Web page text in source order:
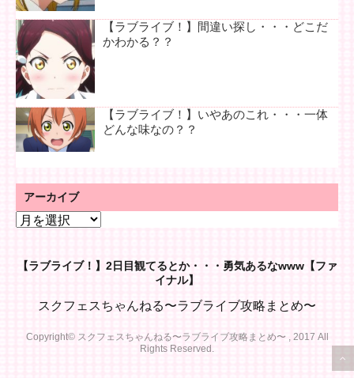
【ラブライブ！】間違い探し・・・どこだ
かわかる？？
【ラブライブ！】いやあのこれ・・・一体
どんな味なの？？
アーカイブ
ア
イ【ラブライブ！】2日目観てるとか・・・勇気あるなwww【ファ
イナル】
スクフェスちゃんねる〜ラブライブ攻略まとめ〜
Copyright© スクフェスちゃんねる〜ラブライブ攻略まとめ〜 , 2017 All
Rights Reserved.